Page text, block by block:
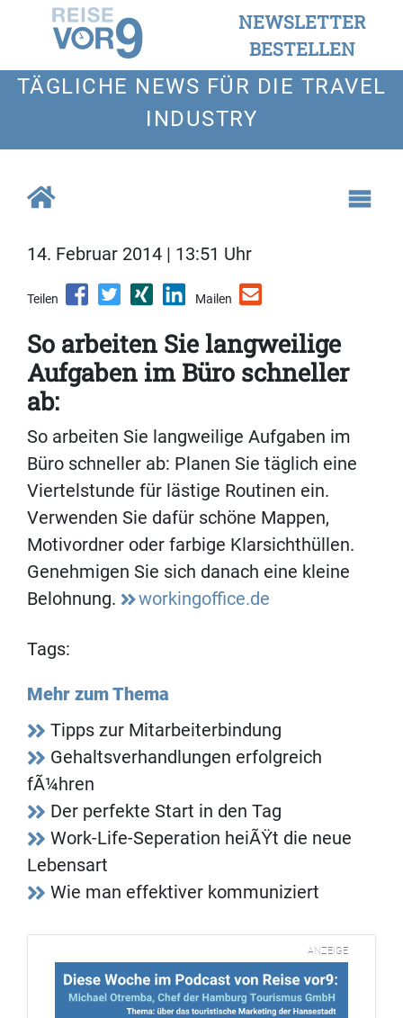
NEWSLETTER
BESTELLEN
TÄGLICHE NEWS FÜR DIE TRAVEL
INDUSTRY
14. Februar 2014 | 13:51 Uhr
Teilen Mailen
So arbeiten Sie langweilige
Aufgaben im Büro schneller
ab:
So arbeiten Sie langweilige Aufgaben im
Büro schneller ab: Planen Sie täglich eine
Viertelstunde für lästige Routinen ein.
Verwenden Sie dafür schöne Mappen,
Motivordner oder farbige Klarsichthüllen.
Genehmigen Sie sich danach eine kleine
Belohnung.
workingoffice.de
Tags:
Mehr zum Thema
Tipps zur Mitarbeiterbindung
Gehaltsverhandlungen erfolgreich
fÃ¼hren
Der perfekte Start in den Tag
Work-Life-Seperation heiÃŸt die neue
Lebensart
Wie man effektiver kommuniziert
ANZEIGE